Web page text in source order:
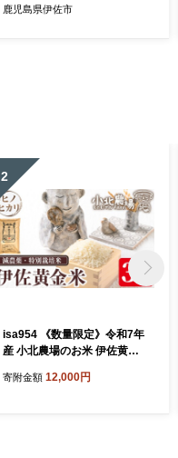
焼酎 一升瓶【平酒店】
鹿児島県伊佐市
2
isa954 《数量限定》令和7年
産 小北農場のお米 伊佐黄金
島 伊佐 お米 特別栽培米 伊佐
寄附金額 12,000円